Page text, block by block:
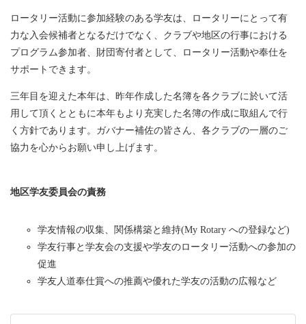
ロータリー活動に参加経験のある学友は、ロータリーにとって有
力な入会候補者となるだけでなく、クラブや地区の行事における
プログラム参加者、財団寄付者として、ロータリー活動や奉仕を
サポートできます。
三年目を迎えた本年は、昨年作成した名簿を各クラブに於いて活
用して頂くとともに本年もより充実した名簿の作成に取組んで行
く方針であります。ガバナー補佐の皆さん、各クラブの一層のご
協力を心からお願い申し上げます。
地区学友委員会の責務
学友情報の収集、関係構築と維持(My Rotary への登録など)
学友行事と学友会の支援や学友のロータリー活動への参加の
促進
学友人道奉仕賞への推薦や優れた学友の活動の広報など